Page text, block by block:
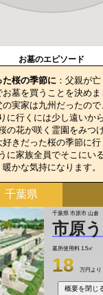
お墓のエピソード
桜の季節に ：父親が
墓を買うことを決めま
の実家は九州だったので
に行くには少し遠いから
の花が咲く霊園をみつ
きだった桜の季節に行
に家族全員でそこにい
暖かな気持になります。
千葉県
千葉県 市原市 山倉
市原
墓所使用料 1.5㎡
18 万円より
概要を閉じ